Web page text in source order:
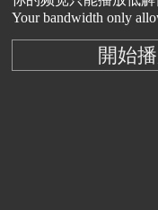
Your bandwidth only
開始